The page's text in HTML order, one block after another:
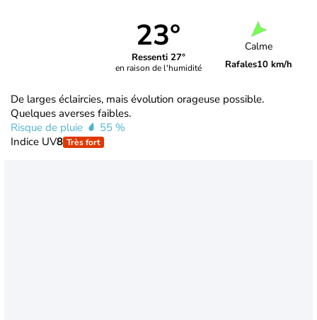
23°
Ressenti 27°
en raison de l'humidité
Calme
Rafales10 km/h
De larges éclaircies, mais évolution orageuse possible.
Quelques averses faibles.
Risque de pluie
55 %
Indice UV8 Très fort